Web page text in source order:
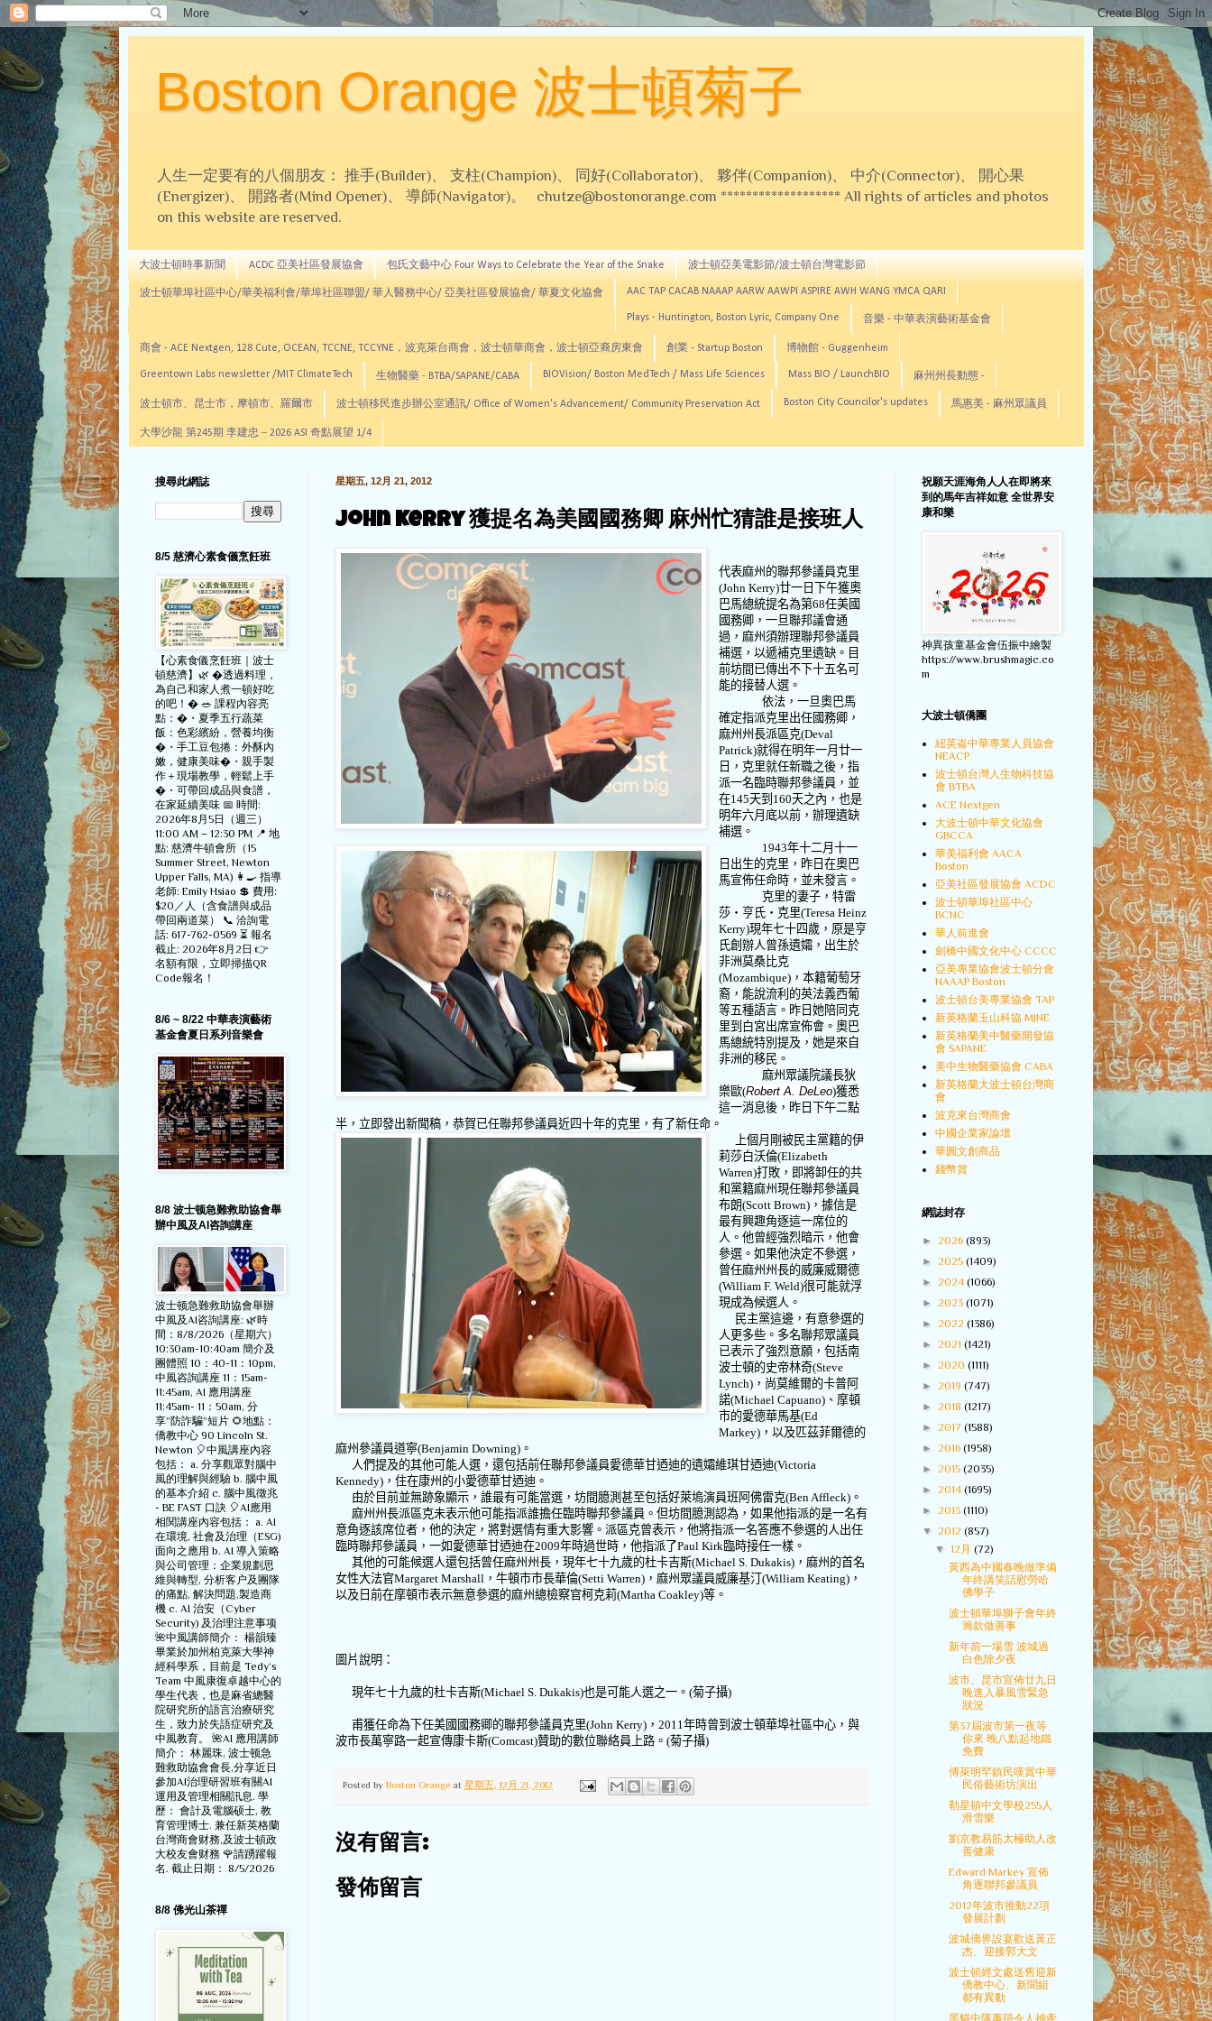
Boston Orange 波士頓菊子
人生一定要有的八個朋友： 推手(Builder)、 支柱(Champion)、 同好(Collaborator)、 夥伴(Companion)、 中介(Connector)、 開心果
(Energizer)、 開路者(Mind Opener)、 導師(Navigator)。 chutze@bostonorange.com ******************* All rights of articles and photos
on this website are reserved.
大波士頓時事新聞 ACDC 亞美社區發展協會 包氏文藝中心 Four Ways to Celebrate the Year of the Snake 波士頓亞美電影節/波士頓台灣電影節
波士頓華埠社區中心/華美福利會/華埠社區聯盟/ 華人醫務中心/ 亞美社區發展協會/ 華夏文化協會 AAC TAP CACAB NAAAP AARW AAWPI ASPIRE AWH WANG YMCA QARI
Plays - Huntington, Boston Lyric, Company One 音樂 - 中華表演藝術基金會
商會 - ACE Nextgen, 128 Cute, OCEAN, TCCNE, TCCYNE，波克萊台商會，波士頓華商會，波士頓亞裔房東會 創業 - Startup Boston 博物館 - Guggenheim
Greentown Labs newsletter /MIT ClimateTech 生物醫藥 - BTBA/SAPANE/CABA BIOVision/ Boston MedTech / Mass Life Sciences Mass BIO / LaunchBIO 麻州州長動態 -
波士頓市、昆士市，摩頓市、羅爾市 波士頓移民進步辦公室通訊/ Office of Women's Advancement/ Community Preservation Act Boston City Councilor's updates 馬惠美 - 麻州眾議員
大學沙龍 第245期 李建忠－2026 ASI 奇點展望 1/4
星期五, 12月 21, 2012
John Kerry 獲提名為美國國務卿 麻州忙猜誰是接班人
代表麻州的聯邦參議員克里
(John Kerry)廿一日下午獲奧
巴馬總統提名為第68任美國
國務卿，一旦聯邦議會通
過，麻州須辦理聯邦參議員
補選，以遞補克里遺缺。目
前坊間已傳出不下十五名可
能的接替人選。
依法，一旦奧巴馬
確定指派克里出任國務卿，
麻州州長派區克(Deval
Patrick)就得在明年一月廿一
日，克里就任新職之後，指
派一名臨時聯邦參議員，並
在145天到 160天之內，也是
明年六月底以前，辦理遺缺
補選。
1943年十二月十一
日出生的克里，昨日在奧巴
馬宣佈任命時，並未發言。
克里的妻子，特雷
莎‧亨氏‧克里(Teresa Heinz
Kerry)現年七十四歲，原是亨
氏創辦人曾孫遺孀，出生於
非洲莫桑比克
(Mozambique) ，本籍葡萄牙
裔，能說流利的英法義西葡
等五種語言。昨日她陪同克
里到白宮出席宣佈會。奧巴
馬總統特別提及，她是來自
非洲的移民。
麻州眾議院議長狄
樂歐(Robert A. DeLeo)獲悉
這一消息後，昨日下午二點
半，立即發出新聞稿，恭賀已任聯邦參議員近四十年的克里，有了新任命。
上個月剛被民主黨籍的伊
莉莎白沃倫(Elizabeth
Warren)打敗，即將卸任的共
和黨籍麻州現任聯邦參議員
布朗(Scott Brown) ，據信是
最有興趣角逐這一席位的
人。他曾經強烈暗示，他會
參選。如果他決定不參選，
曾任麻州州長的威廉威爾德
(William F. Weld)很可能就浮
現成為候選人。
民主黨這邊，有意參選的
人更多些。多名聯邦眾議員
已表示了強烈意願，包括南
波士頓的史帝林奇(Steve
Lynch) ，尚莫維爾的卡普阿
諾(Michael Capuano) 、摩頓
市的愛德華馬基(Ed
Markey) ，以及匹茲菲爾德的
麻州參議員道寧(Benjamin Downing) 。
人們提及的其他可能人選，還包括前任聯邦參議員愛德華甘迺迪的遺孀維琪甘迺迪(Victoria
Kennedy) ，住在康州的小愛德華甘迺迪。
由於目前並無跡象顯示，誰最有可能當選，坊間臆測甚至包括好萊塢演員班阿佛雷克(Ben Affleck) 。
麻州州長派區克未表示他可能指派誰擔任臨時聯邦參議員。但坊間臆測認為，如果他指派的是一名有
意角逐該席位者，他的決定，將對選情有重大影響。派區克曾表示，他將指派一名答應不參選的人出任
臨時聯邦參議員，一如愛德華甘迺迪在2009年時過世時，他指派了Paul Kirk臨時接任一樣。
其他的可能候選人還包括曾任麻州州長，現年七十九歲的杜卡吉斯(Michael S. Dukakis) ，麻州的首名
女性大法官Margaret Marshall ，牛頓市市長華倫(Setti Warren) ，麻州眾議員威廉基汀 (William Keating) ，
以及日前在摩頓市表示無意參選的麻州總檢察官柯克莉(Martha Coakley)等。
圖片說明：
現年七十九歲的杜卡吉斯(Michael S. Dukakis)也是可能人選之一。 (菊子攝)
甫獲任命為下任美國國務卿的聯邦參議員克里(John Kerry) ， 2011年時曾到波士頓華埠社區中心，與
波市長萬寧路一起宣傳康卡斯(Comcast)贊助的數位聯絡員上路。 (菊子攝)
Posted by Boston Orange at 星期五, 12月 21, 2012
沒有留言:
發佈留言
搜尋此網誌
8/5 慈濟心素食儀烹飪班
【心素食儀烹飪班｜波士
頓慈濟】🌿 �透過料理，
為自己和家人煮一頓好吃
的吧！� 🥗 課程內容亮
點：�・夏季五行蔬菜
飯：色彩繽紛，營養均衡
�・手工豆包捲：外酥內
嫩，健康美味�・親手製
作＋現場教學，輕鬆上手
�・可帶回成品與食譜，
在家延續美味 📅 時間:
2026年8月5日（週三）
11:00 AM – 12:30 PM 📍 地
點: 慈濟牛頓會所（15
Summer Street, Newton
Upper Falls, MA) 👩‍🍳 指導
老師: Emily Hsiao 💲 費用:
$20／人（含食譜與成品
帶回兩道菜） 📞 洽詢電
話: 617-762-0569 ⏳ 報名
截止: 2026年8月2日 👉
名額有限，立即掃描QR
Code報名！
8/6 ~ 8/22 中華表演藝術
基金會夏日系列音樂會
8/8 波士顿急難救助協會舉
辦中風及AI咨詢講座
波士顿急難救助協會舉辦
中風及AI咨詢講座: 🌿時
間：8/8/2026（星期六）
10:30am-10:40am 簡介及
團體照 10：40-11：10pm,
中風咨詢講座 11：15am-
11:45am, AI 應用講座
11:45am- 11：50am, 分
享”防詐騙”短片 🌻地點：
僑教中心 90 Lincoln St.
Newton 🎈中風講座內容
包括： a. 分享觀眾對腦中
風的理解與經驗 b. 腦中風
的基本介紹 c. 腦中風徵兆
- BE FAST 口訣 🎈AI應用
相関講座內容包括： a. AI
在環境, 社會及治理（ESG)
面向之應用 b. AI 導入策略
與公司管理：企業規劃思
維與轉型, 分析客户及團隊
的痛點, 解決問題,製造商
機 c. AI 治安（Cyber
Security) 及治理注意事项
🌺中風講師簡介： 楊韻臻
畢業於加州柏克萊大學神
經科學系，目前是 Tedy‘s
Team 中風康復卓越中心的
學生代表，也是麻省總醫
院研究所的語言治療研究
生，致力於失語症研究及
中風教育。 🌺AI 應用講師
簡介： 林麗珠, 波士顿急
難救助協會會長,分享近日
參加AI治理研習班有關AI
運用及管理相關訊息. 學
歷： 會計及電腦硕士, 教
育管理博士. 兼任新英格蘭
台灣商會财務,及波士頓政
大校友會财務 🌹請踴躍報
名. 截止日期： 8/5/2026
8/8 佛光山茶禪
祝願天涯海角人人在即將來
到的馬年吉祥如意 全世界安
康和樂
神異孩童基金會伍振中繪製
https://www.brushmagic.co
m
大波士頓僑團
紐英崙中華專業人員協會
NEACP
波士頓台灣人生物科技協
會 BTBA
ACE Nextgen
大波士頓中華文化協會
GBCCA
華美福利會 AACA
Boston
亞美社區發展協會 ACDC
波士頓華埠社區中心
BCNC
華人前進會
劍橋中國文化中心 CCCC
亞美專業協會波士頓分會
NAAAP Boston
波士頓台美專業協會 TAP
新英格蘭玉山科協 MJNE
新英格蘭美中醫藥開發協
會 SAPANE
美中生物醫藥協會 CABA
新英格蘭大波士頓台灣商
會
波克來台灣商會
中國企業家論壇
華圓文創商品
錢幣賞
網誌封存
► 2026 (893)
► 2025 (1409)
► 2024 (1066)
► 2023 (1071)
► 2022 (1386)
► 2021 (1421)
► 2020 (1111)
► 2019 (747)
► 2018 (1217)
► 2017 (1588)
► 2016 (1958)
► 2015 (2035)
► 2014 (1695)
► 2013 (1110)
▼ 2012 (857)
▼12月(72)
黃西為中國春晚做準備
年終講笑話慰勞哈
佛學子
波士頓華埠獅子會年終
籌款做善事
新年前一場雪 波城過
白色除夕夜
波市、昆市宣佈廿九日
晚進入暴風雪緊急
狀況
第37屆波市第一夜等
你來 晚八點起地鐵
免費
傅萊明罕鎮民嘆賞中華
民俗藝術坊演出
勒星頓中文學校255人
滑雪樂
劉京教易筋太極助人改
善健康
Edward Markey 宣佈
角逐聯邦參議員
2012年波市推動22項
發展計劃
波城僑界設宴歡送黃正
杰、迎接郭大文
波士頓經文處送舊迎新
僑教中心、新聞組
都有異動
黑貓中隊事蹟令人神牽